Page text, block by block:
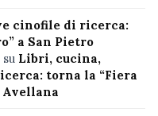
cinofile di ricerca:
a San Pietro
su Libri, cucina,
torna la “Fiera
Avellana